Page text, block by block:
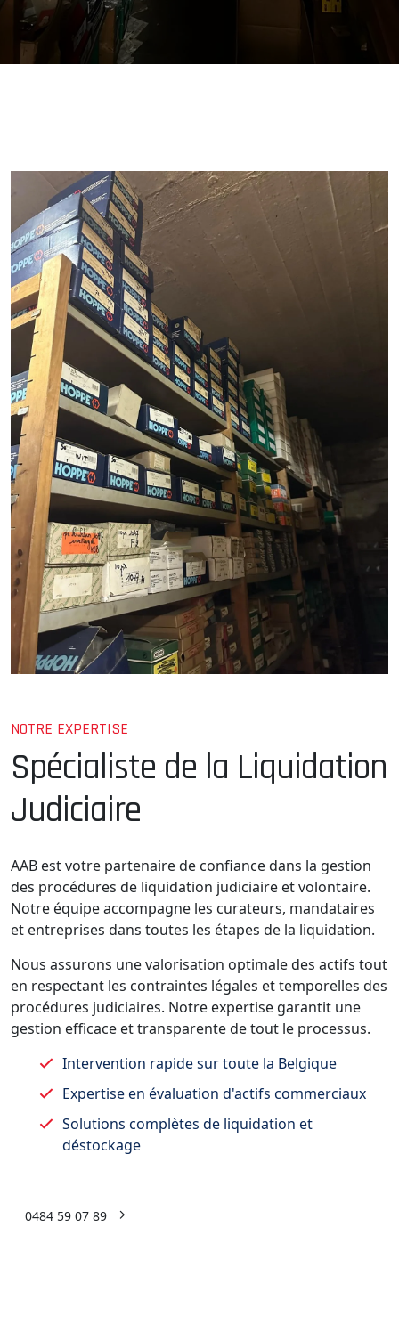
NOTRE EXPERTISE
Spécialiste de la Liquidation
Judiciaire
AAB est votre partenaire de confiance dans la gestion
des procédures de liquidation judiciaire et volontaire.
Notre équipe accompagne les curateurs, mandataires
et entreprises dans toutes les étapes de la liquidation.
Nous assurons une valorisation optimale des actifs tout
en respectant les contraintes légales et temporelles des
procédures judiciaires. Notre expertise garantit une
gestion efficace et transparente de tout le processus.
Intervention rapide sur toute la Belgique
Expertise en évaluation d'actifs commerciaux
Solutions complètes de liquidation et
déstockage
0484 59 07 89